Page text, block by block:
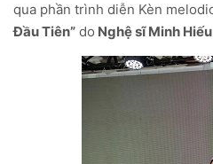
qua phần trình diễn Kèn
Đầu Tiên” do Nghệ sĩ Minh Hiếu